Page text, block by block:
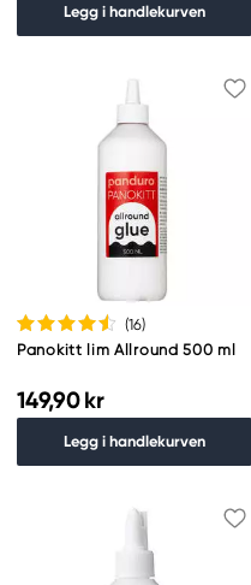
Legg i handlekurven
(16)
Panokitt lim Allround 500 ml
149,90 kr
Legg i handlekurven